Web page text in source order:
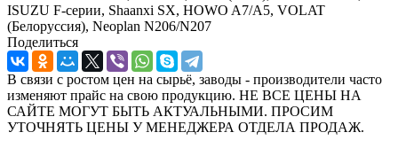
ISUZU F-серии, Shaanxi SX, HOWO A7/A5, VOLAT
(Белоруссия), Neoplan N206/N207
Поделиться
В связи с ростом цен на сырьё, заводы - производители часто
изменяют прайс на свою продукцию. НЕ ВСЕ ЦЕНЫ НА
САЙТЕ МОГУТ БЫТЬ АКТУАЛЬНЫМИ. ПРОСИМ
УТОЧНЯТЬ ЦЕНЫ У МЕНЕДЖЕРА ОТДЕЛА ПРОДАЖ.